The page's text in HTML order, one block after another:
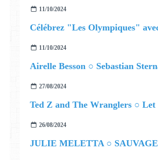
11/10/2024
11/10/2024
27/08/2024
26/08/2024
JULIE MELETTA ○ SAUVAGE